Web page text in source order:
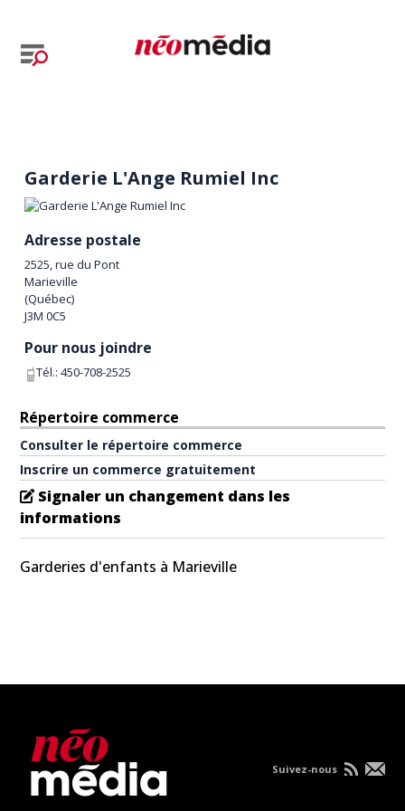
Garderie L'Ange Rumiel Inc
Adresse postale
2525, rue du Pont
Marieville
(Québec)
J3M 0C5
Pour nous joindre
Tél.:450-708-2525
Répertoire commerce
Consulter le répertoire commerce
Inscrire un commerce gratuitement
Signaler un changement dans les
informations
Garderies d'enfants à Marieville
Suivez-nous